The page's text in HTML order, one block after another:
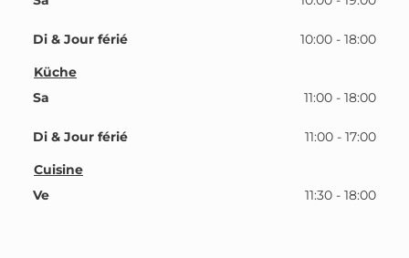
Di & Jour férié
10:00 - 18:00
Küche
Sa
11:00 - 18:00
Di & Jour férié
11:00 - 17:00
Cuisine
Ve
11:30 - 18:00